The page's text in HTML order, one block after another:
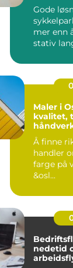
Gode
mer enn
stativ
Maler i
kvalitet,
Å finne
handler
farge på
&osl...
nedetid